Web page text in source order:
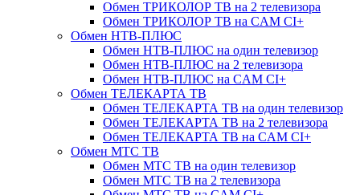
Обмен ТРИКОЛОР ТВ на 2 телевизора
Обмен ТРИКОЛОР ТВ на CAM CI+
Обмен НТВ-ПЛЮС
Обмен НТВ-ПЛЮС на один телевизор
Обмен НТВ-ПЛЮС на 2 телевизора
Обмен НТВ-ПЛЮС на CAM CI+
Обмен ТЕЛЕКАРТА ТВ
Обмен ТЕЛЕКАРТА ТВ на один телевизор
Обмен ТЕЛЕКАРТА ТВ на 2 телевизора
Обмен ТЕЛЕКАРТА ТВ на CAM CI+
Обмен МТС ТВ
Обмен МТС ТВ на один телевизор
Обмен МТС ТВ на 2 телевизора